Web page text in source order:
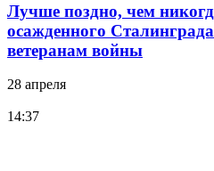
Лучше поздно, чем
осажденного
ветеранам войны
28 апреля
14:37